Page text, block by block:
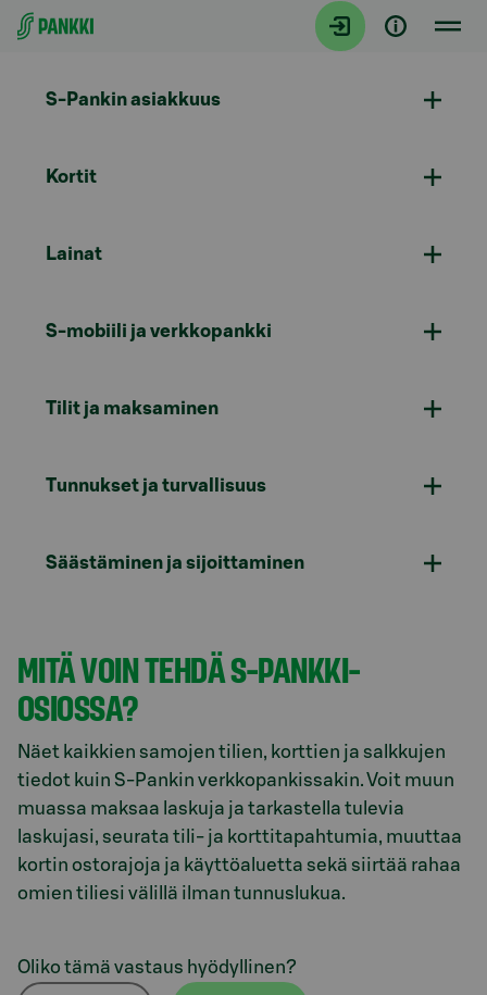
Siirry suoraan sisältöön
S-Pankin asiakkuus
Kortit
Lainat
S-mobiili ja verkkopankki
Tilit ja maksaminen
Tunnukset ja turvallisuus
Säästäminen ja sijoittaminen
MITÄ VOIN TEHDÄ S-PANKKI-
OSIOSSA?
Näet kaikkien samojen tilien, korttien ja salkkujen
tiedot kuin S-Pankin verkkopankissakin. Voit muun
muassa maksaa laskuja ja tarkastella tulevia
laskujasi, seurata tili- ja korttitapahtumia, muuttaa
kortin ostorajoja ja käyttöaluetta sekä siirtää rahaa
omien tiliesi välillä ilman tunnuslukua.
Oliko tämä vastaus hyödyllinen?